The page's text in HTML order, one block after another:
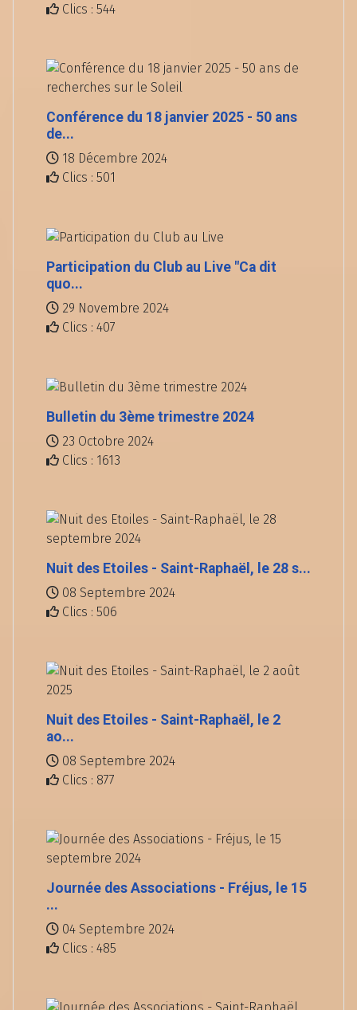
Clics : 544
Conférence du 18 janvier 2025 - 50 ans
de...
18 Décembre 2024
Clics : 501
Participation du Club au Live "Ca dit
quo...
29 Novembre 2024
Clics : 407
Bulletin du 3ème trimestre 2024
23 Octobre 2024
Clics : 1613
Nuit des Etoiles - Saint-Raphaël, le 28 s...
08 Septembre 2024
Clics : 506
Nuit des Etoiles - Saint-Raphaël, le 2
ao...
08 Septembre 2024
Clics : 877
Journée des Associations - Fréjus, le 15
...
04 Septembre 2024
Clics : 485